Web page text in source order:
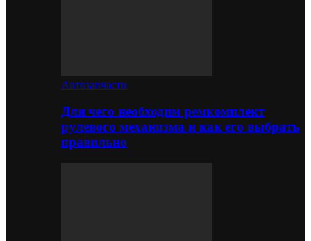
Автозапчасти
Для чего необходим ремкомплект
рулевого механизма и как его выбрать
правильно